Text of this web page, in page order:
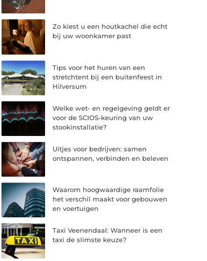
Zo kiest u een houtkachel die echt
bij uw woonkamer past
Tips voor het huren van een
stretchtent bij een buitenfeest in
Hilversum
Welke wet- en regelgeving geldt er
voor de SCIOS-keuring van uw
stookinstallatie?
Uitjes voor bedrijven: samen
ontspannen, verbinden en beleven
Waarom hoogwaardige raamfolie
het verschil maakt voor gebouwen
en voertuigen
Taxi Veenendaal: Wanneer is een
taxi de slimste keuze?